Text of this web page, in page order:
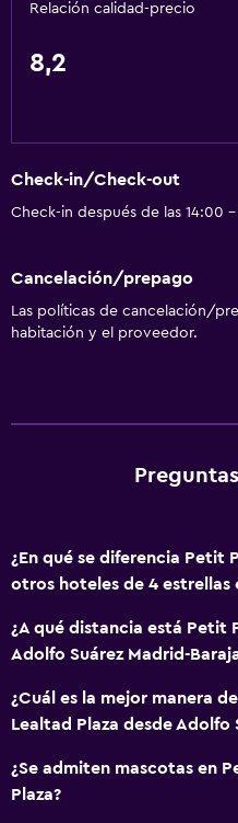
Servicio de despertador
Servicio de conserjería
Instalaciones para reuniones
Servicio de habitaciones
extra)
Accesibilidad
Ascensor
Ascensor disponible
Para no fumadores
Almohada sin plumas
Plantas superiores
Relación calidad-precio
8,2
Check-in/Check-out
Check-in después de las 14:00
Cancelación/prepago
Las políticas de cancelación/
habitación y el proveedor.
¿En qué se diferencia Petit
otros hoteles de 4 estrellas
¿A qué distancia está Petit
Adolfo Suárez Madrid-
¿Cuál es la mejor manera
Lealtad Plaza desde Adolfo
¿Se admiten mascotas en
Plaza?